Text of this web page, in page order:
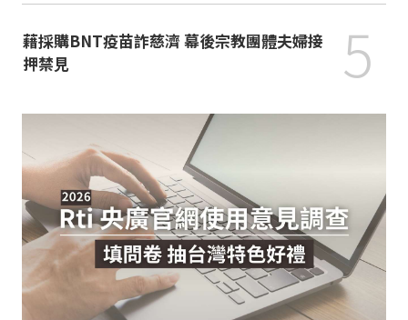
藉採購BNT疫苗詐慈濟 幕後宗教團體夫婦接
押禁見
5